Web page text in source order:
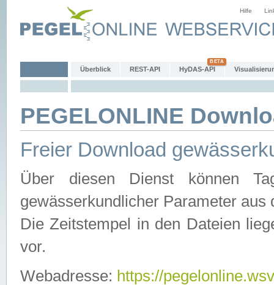
Hilfe
Überblick REST-API HyDAS-API
PEGELONLINE
Freier Download
Über diesen Dienst können
gewässerkundlicher Parameter aus
Die Zeitstempel in den Dateien
vor.
Webadresse: https://